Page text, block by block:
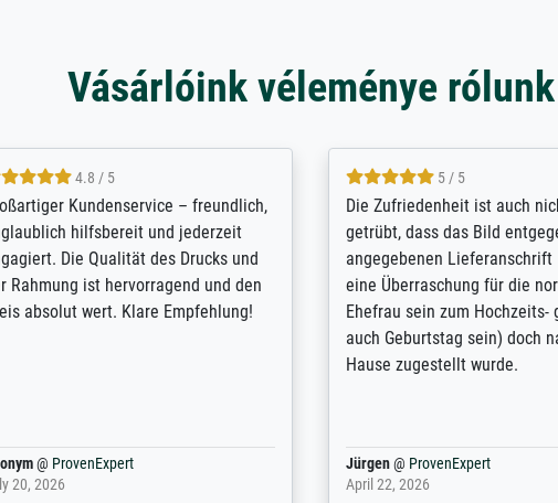
Vásárlóink véleménye rólunk
5 / 5
ein Erinnerungsbuch mit der
meines Großvaters aus dem 1.
benötigte ich ein
Bild. Das habe ich bei
gefunden. Bei der Auswahl der
Vielen ...
@ProvenExpert
20, 2026
4.8 / 5
Hervorragende Qualität.
vieles anpassen lassen, wie
Randentfernung, Farbe,
Kontrast und Weiteres. Sehr
Kontaktperson per Mail. Das
Kunstdruck) wurde sehr gut
sehr starke Papprolle mit
Anonym@ProvenExpert
August 12, 2025